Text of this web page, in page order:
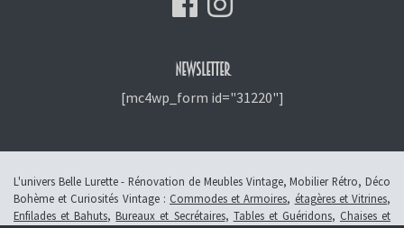
NEWSLETTER
[mc4wp_form id="31220"]
L'univers Belle Lurette - Rénovation de Meubles Vintage, Mobilier Rétro, Déco
Bohème et Curiosités Vintage : Commodes et Armoires, étagères et Vitrines,
Enfilades et Bahuts,Bureaux et Secrétaires, Tables et Guéridons, Chaises et